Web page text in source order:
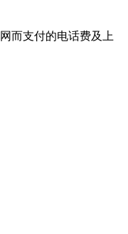
而支付的电话费及上